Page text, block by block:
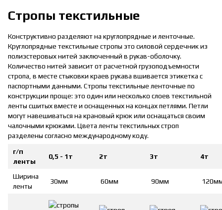
Cтропы текстильные
Конструктивно разделяют на круглопрядные и ленточные.
Круглопрядные текстильные стропы это силовой сердечник из
полиэстеровых нитей заключенный в рукав-оболочку.
Количество нитей зависит от расчетной грузоподъемности
стропа, в месте стыковки краев рукава вшивается этикетка с
паспортными данными. Стропы текстильные ленточные по
конструкции проще: это один или несколько слоев текстильной
ленты сшитых вместе и оснащенных на концах петлями. Петли
могут навешиваться на крановый крюк или оснащаться своим
чалочными крюками. Цвета ленты текстильных строп
разделены согласно международному коду.
г/п
ленты
0,5 - 1т 2т 3т 4т
Ширина
ленты
30мм 60мм 90мм